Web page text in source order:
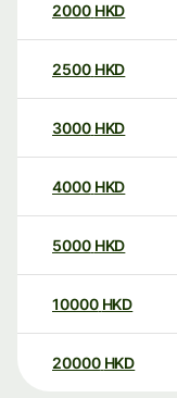
2000 HKD
2500 HKD
3000 HKD
4000 HKD
5000 HKD
10000 HKD
20000 HKD